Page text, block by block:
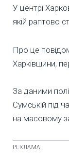
У центрі
якій раптово
Про це
Харківщини,
За даними
Сумській під
на масовому